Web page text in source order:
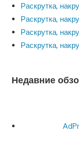
Раскрутка,
Раскрутка,
Раскрутка,
Раскрутка,
Недавние